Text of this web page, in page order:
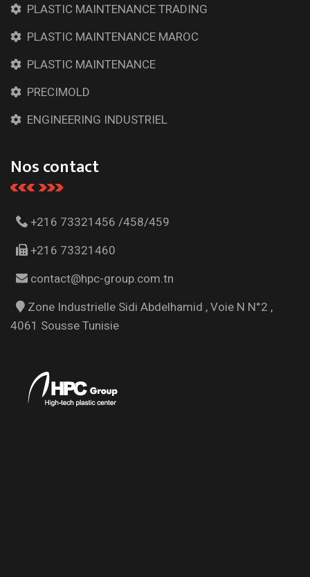
PLASTIC MAINTENANCE TRADING
PLASTIC MAINTENANCE MAROC
PLASTIC MAINTENANCE
PRECIMOLD
ENGINEERING INDUSTRIEL
Nos contact
+216 73321456 /458/459
+216 73321460
contact@hpc-group.com.tn
Zone Industrielle Sidi Abdelhamid , Voie N N°2 ,
4061 Sousse Tunisie